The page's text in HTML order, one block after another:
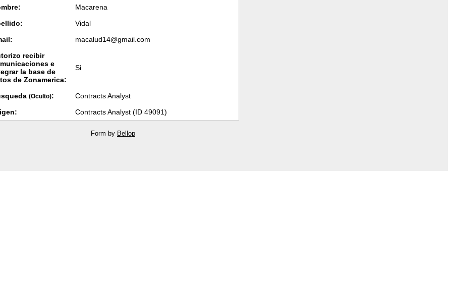
Macarena
Vidal
macalud14@gmail.com
recibir
e
la base de
de Zonamerica:
Si
(Oculto):
Contracts Analyst
Contracts Analyst (ID 49091)
Form by Bellop